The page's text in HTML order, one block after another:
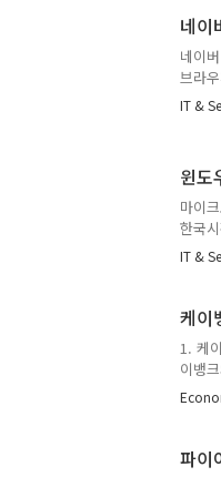
정으
보통
네이
네이
브라
저입
- 사이
중
IT &
윈도
마이
한국
2건의
되어
이트'
IT &
케이
1. 케
이뱅
매월
이자
%, 세
파이